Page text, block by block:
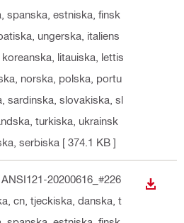
spanska, estniska, finsk
ungerska, italiens
koreanska, litauiska, lettis
norska, polska, portu
sardinska, slovakiska, sl
turkiska, ukrainsk
serbiska [ 374.1 KB ]
20200616_#226
cn, tjeckiska, danska, t
LADDA